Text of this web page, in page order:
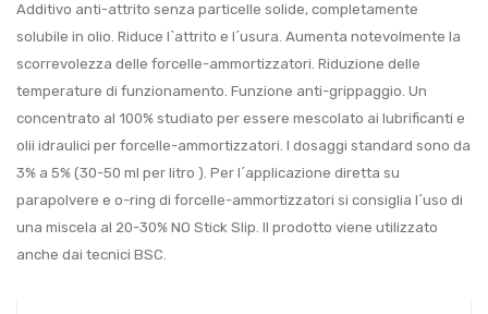
Additivo anti-attrito senza particelle solide, completamente
solubile in olio. Riduce l`attrito e l´usura. Aumenta notevolmente la
scorrevolezza delle forcelle-ammortizzatori. Riduzione delle
temperature di funzionamento. Funzione anti-grippaggio. Un
concentrato al 100% studiato per essere mescolato ai lubrificanti e
olii idraulici per forcelle-ammortizzatori. I dosaggi standard sono da
3% a 5% (30-50 ml per litro ). Per l´applicazione diretta su
parapolvere e o-ring di forcelle-ammortizzatori si consiglia l´uso di
una miscela al 20-30% NO Stick Slip. Il prodotto viene utilizzato
anche dai tecnici BSC.